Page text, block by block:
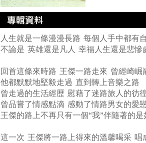
人生就是一條漫漫長路 每個人手中都有
不論是 英雄還是凡人 幸福人生還是悲慘
回首這條來時路 王傑一路走來 曾經崎崛
他都默默地堅毅走過 直到轉上音樂之路
曾走過的生活經歷 慰藉了迷路旅人的彷
曾品嘗了情感點滴 感動了情路男女的愛
王傑的路上不再只有一個“我”伴隨著的
這一次 王傑將一路上得來的溫馨喝采 唱